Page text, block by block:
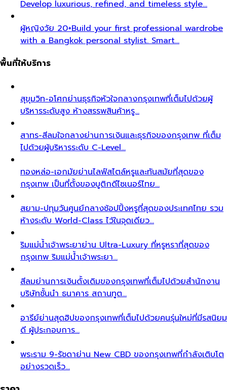
Develop luxurious, refined, and timeless style…
ผู้หญิงวัย 20+Build your first professional wardrobe
with a Bangkok personal stylist. Smart…
พื้นที่ให้บริการ
สุขุมวิท-อโศกย่านธุรกิจหัวใจกลางกรุงเทพที่เต็มไปด้วยผู้
บริหารระดับสูง ห้างสรรพสินค้าหรู…
สาทร-สีลมใจกลางย่านการเงินและธุรกิจของกรุงเทพ ที่เต็ม
ไปด้วยผู้บริหารระดับ C-Level…
ทองหล่อ-เอกมัยย่านไลฟ์สไตล์หรูและทันสมัยที่สุดของ
กรุงเทพ เป็นที่ตั้งของบูติกดีไซเนอร์ไทย…
สยาม-ปทุมวันศูนย์กลางช้อปปิ้งหรูที่สุดของประเทศไทย รวม
ห้างระดับ World-Class ไว้ในจุดเดียว…
ริมแม่น้ำเจ้าพระยาย่าน Ultra-Luxury ที่หรูหราที่สุดของ
กรุงเทพ ริมแม่น้ำเจ้าพระยา…
สีลมย่านการเงินดั้งเดิมของกรุงเทพที่เต็มไปด้วยสำนักงาน
บริษัทชั้นนำ ธนาคาร สถานทูต…
อารีย์ย่านสุดฮิปของกรุงเทพที่เต็มไปด้วยคนรุ่นใหม่ที่มีรสนิยม
ดี ผู้ประกอบการ…
พระราม 9-รัชดาย่าน New CBD ของกรุงเทพที่กำลังเติบโต
อย่างรวดเร็ว…